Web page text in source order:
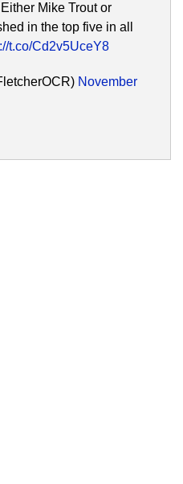
Mike Trout or
in the top five in all
t.co/Cd2v5UceY8
November